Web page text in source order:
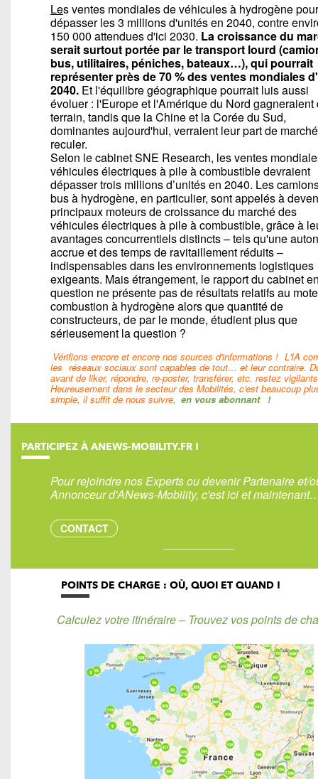
Les ventes mondiales de véhicules à hydrogène
dépasser les 3 millions d'unités en 2040, contre
150 000 attendues d'ici 2030. La croissance du
serait surtout portée par le transport lourd
bus, utilitaires, péniches, bateaux…), qui pourrait
représenter près de 70 % des ventes mondiales
2040. Et l'équilibre géographique pourrait luis aussi
évoluer : l'Europe et l'Amérique du Nord gagneraient
terrain, tandis que la Chine et la Corée du Sud,
dominantes aujourd'hui, verraient leur part de marché
reculer.
Selon le cabinet SNE Research, les ventes
véhicules électriques à pile à combustible devraient
dépasser trois millions d’unités en 2040. Les
bus à hydrogène, en particulier, sont appelés à
principaux moteurs de croissance du marché des
véhicules électriques à pile à combustible, grâce à
avantages concurrentiels distincts – tels qu'une
accrue et des temps de ravitaillement réduits –
indispensables dans les environnements logistiques
exigeants. Mais étrangement, le rapport du cabinet
question ne présente pas de résultats relatifs au
combustion à hydrogène alors que quantité de
constructeurs, de par le monde, étudient plus que
sérieusement la question ?
Vérifions encore et encore nos sources d'informations ! L'IA
les réseaux sociaux sont capables de tout… et leur contraire.
avant de liker, répondre, re-poster, transférer, etc. restez
Heureusement dans le secteur des Mobilités, c'est beaucoup
simple, il suffit de nous suivre, en vous abonnant !
PARTICIPEZ À ANEWS-MOBILITY.FR !
Pour rejoindre nos Experts ou devenir Partenaire et/
Annonceur d'ANews-Mobility, c'est ici et
CONTACT
POINTS DE CHARGE : OÙ, QUOI ET QUAND !
Calculez votre itinéraire – Trouvez vos points de